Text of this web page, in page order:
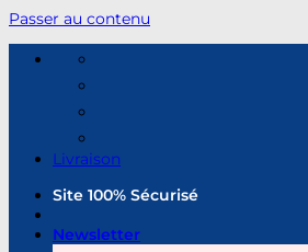
Passer au contenu
Livraison
Site 100% Sécurisé
Newsletter